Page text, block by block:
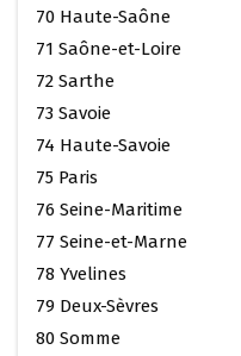
70 Haute-Saône
71 Saône-et-Loire
72 Sarthe
73 Savoie
74 Haute-Savoie
75 Paris
76 Seine-Maritime
77 Seine-et-Marne
78 Yvelines
79 Deux-Sèvres
80 Somme